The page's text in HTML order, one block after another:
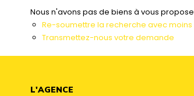
Nous n'avons pas de biens à vous
Re-soumettre la recherche avec moins
Transmettez-nous votre demande
L'AGENCE